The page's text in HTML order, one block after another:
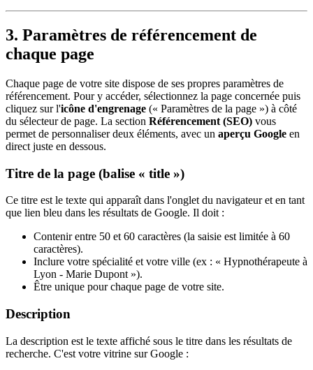
3. Paramètres de référencement de
chaque page
Chaque page de votre site dispose de ses propres paramètres de
référencement. Pour y accéder, sélectionnez la page concernée puis
cliquez sur l'icône d'engrenage (« Paramètres de la page ») à côté
du sélecteur de page. La section Référencement (SEO) vous
permet de personnaliser deux éléments, avec un aperçu Google en
direct juste en dessous.
Titre de la page (balise « title »)
Ce titre est le texte qui apparaît dans l'onglet du navigateur et en tant
que lien bleu dans les résultats de Google. Il doit :
Contenir entre 50 et 60 caractères (la saisie est limitée à 60
caractères).
Inclure votre spécialité et votre ville (ex : « Hypnothérapeute à
Lyon - Marie Dupont »).
Être unique pour chaque page de votre site.
Description
La description est le texte affiché sous le titre dans les résultats de
recherche. C'est votre vitrine sur Google :